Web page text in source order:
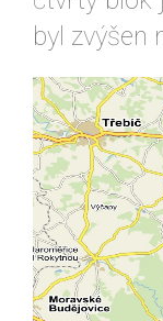
byl zvýšen